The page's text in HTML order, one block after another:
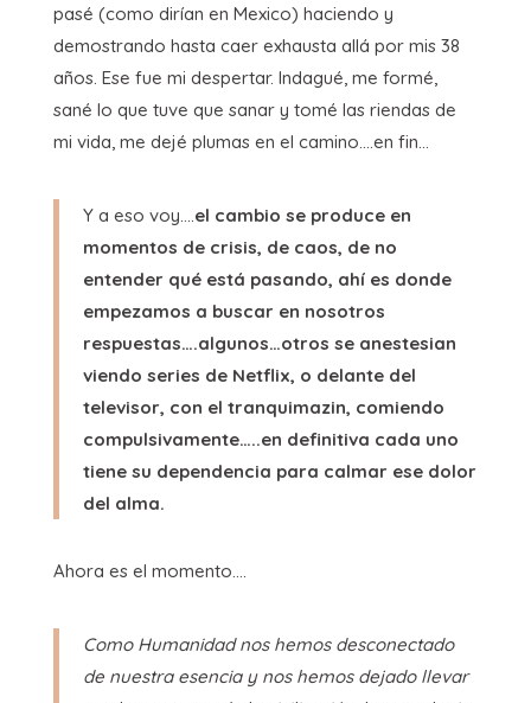
pasé (como dirían en Mexico) haciendo y
demostrando hasta caer exhausta allá por mis 38
años. Ese fue mi despertar. Indagué, me formé,
sané lo que tuve que sanar y tomé las riendas de
mi vida, me dejé plumas en el camino….en fin…
Y a eso voy….el cambio se produce en
momentos de crisis, de caos, de no
entender qué está pasando, ahí es donde
empezamos a buscar en nosotros
respuestas….algunos…otros se anestesian
viendo series de Netflix, o delante del
televisor, con el tranquimazin, comiendo
compulsivamente…..en definitiva cada uno
tiene su dependencia para calmar ese dolor
del alma.
Ahora es el momento….
Como Humanidad nos hemos desconectado
de nuestra esencia y nos hemos dejado llevar